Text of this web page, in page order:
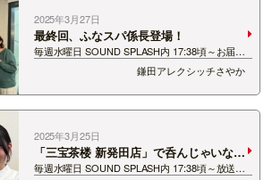
2025年3月27日
最終回、ふなスパ係長登場！
毎週水曜日 SOUND SPLASH内 17:38頃～お届け
してきました、 菊水 presents 鎌田アレクシッチ
さやかと呑んじゃいな♪ 食べチャイナ♪ 昨日が
最終回でした！！！😭 ふなスパ係長(49)と…
鎌田アレクシッチさやか
2025年3月25日
「三宝茶楼 新発田店」で呑んじゃいな♪
食べチャイナ♪
毎週水曜日 SOUND SPLASH内 17:38頃～放送